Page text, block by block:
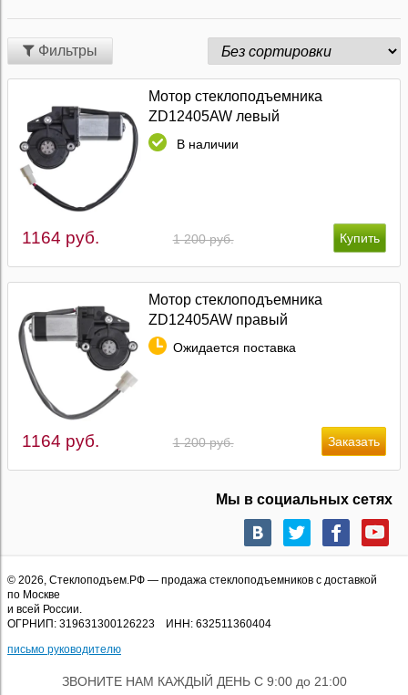
Фильтры
Мотор стеклоподъемника
ZD12405AW левый
В наличии
1 200 руб.
1164 руб.
Мотор стеклоподъемника
ZD12405AW правый
Ожидается поставка
1 200 руб.
1164 руб.
Мы в социальных сетях
© 2026, Стеклоподъем.РФ — продажа стеклоподъемников с доставкой
по Москве
и всей России.
ОГРНИП: 319631300126223 ИНН: 632511360404
письмо руководителю
ЗВОНИТЕ НАМ КАЖДЫЙ ДЕНЬ С 9:00 до 21:00